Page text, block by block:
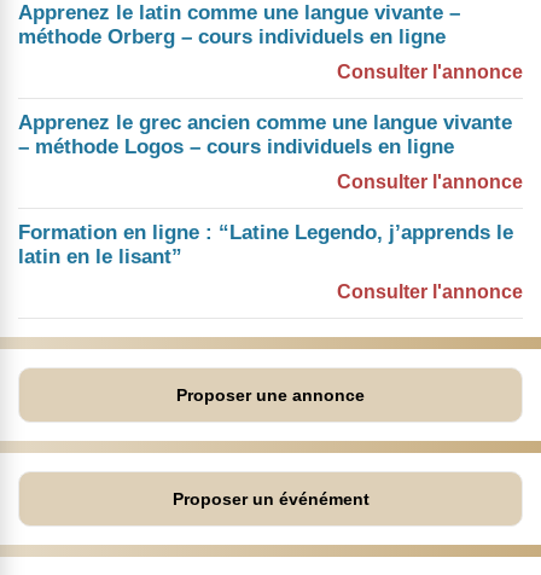
Apprenez le latin comme une langue vivante –
méthode Orberg – cours individuels en ligne
Consulter l'annonce
Apprenez le grec ancien comme une langue vivante
– méthode Logos – cours individuels en ligne
Consulter l'annonce
Formation en ligne : “Latine Legendo, j’apprends le
latin en le lisant”
Consulter l'annonce
Proposer une annonce
Proposer un événément